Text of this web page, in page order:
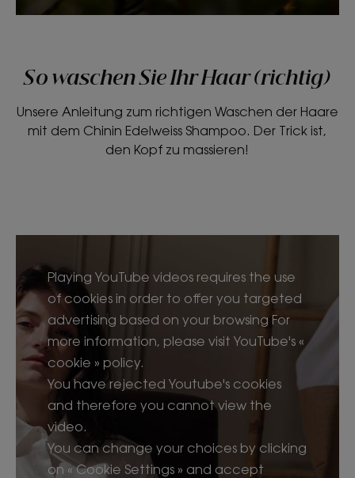
So waschen Sie Ihr Haar (richtig)
Unsere Anleitung zum richtigen Waschen der Haare
mit dem Chinin Edelweiss Shampoo. Der Trick ist,
den Kopf zu massieren!
Playing YouTube videos requires the use
of cookies in order to offer you targeted
advertising based on your browsing For
more information, please visit YouTube's «
cookie » policy.
You have rejected Youtube's cookies
and therefore you cannot view the
video.
You can change your choices by clicking
on « Cookie Settings » and accept